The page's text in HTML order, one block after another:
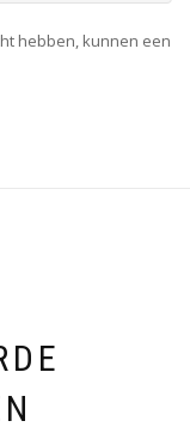
hebben, kunnen een